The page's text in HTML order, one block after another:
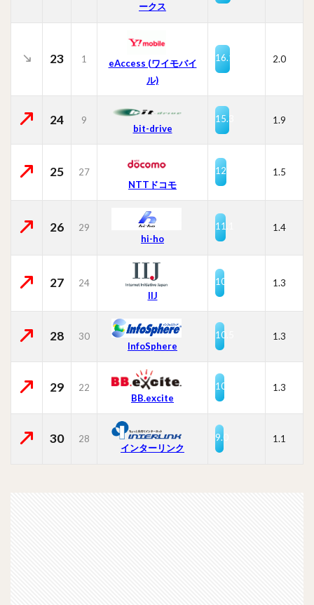
ークス
23 1
eAccess (ワイモバイ
ル)
16.1 2.0
24 9
bit-drive
15.3 1.9
25
27
NTTドコモ
12.1 1.5
26
29
hi-ho
11.1 1.4
27
24
IIJ
10.6 1.3
28
30
InfoSphere
10.5 1.3
29
22
BB.excite
10.4 1.3
30
28
インターリンク
9.0 1.1